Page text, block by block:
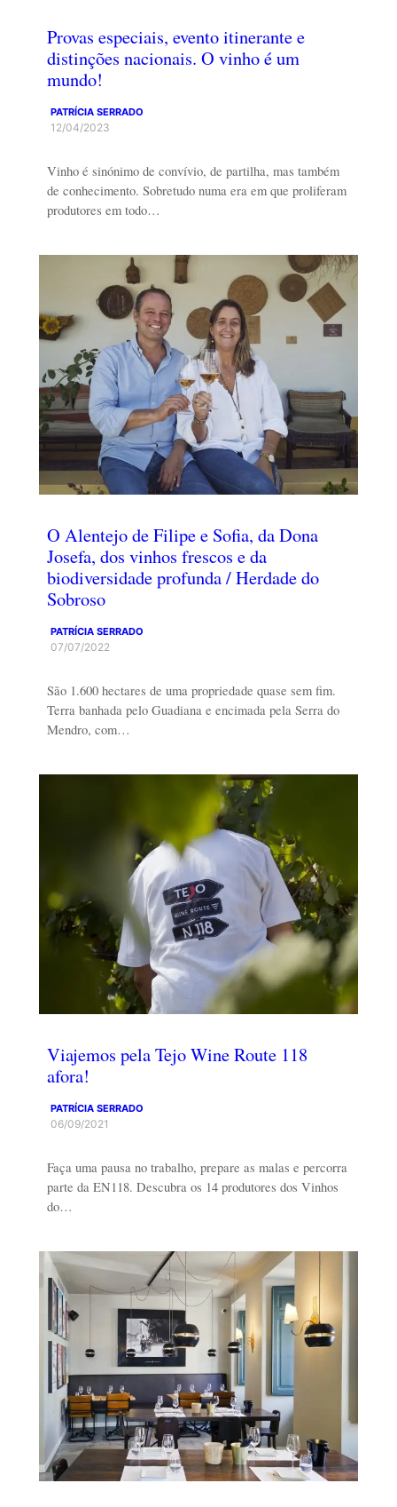
Provas especiais, evento itinerante e
distinções nacionais. O vinho é um
mundo!
PATRÍCIA SERRADO
12/04/2023
Vinho é sinónimo de convívio, de partilha, mas também
de conhecimento. Sobretudo numa era em que proliferam
produtores em todo…
O Alentejo de Filipe e Sofia, da Dona
Josefa, dos vinhos frescos e da
biodiversidade profunda / Herdade do
Sobroso
PATRÍCIA SERRADO
07/07/2022
São 1.600 hectares de uma propriedade quase sem fim.
Terra banhada pelo Guadiana e encimada pela Serra do
Mendro, com…
Viajemos pela Tejo Wine Route 118
afora!
PATRÍCIA SERRADO
06/09/2021
Faça uma pausa no trabalho, prepare as malas e percorra
parte da EN118. Descubra os 14 produtores dos Vinhos
do…